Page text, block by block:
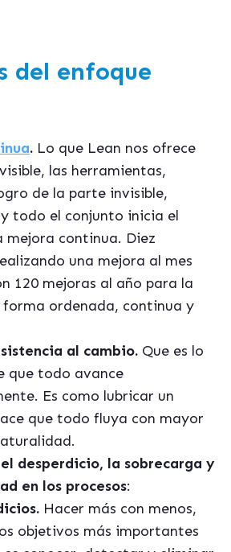
del enfoque
. Lo que Lean nos ofrece
las herramientas,
de la parte invisible,
todo el conjunto inicia el
mejora continua. Diez
una mejora al mes
120 mejoras al año para la
forma ordenada, continua y
al cambio. Que es lo
que todo avance
Es como lubricar un
que todo fluya con mayor
desperdicio, la sobrecarga y
en los procesos:
Hacer más con menos,
objetivos más importantes